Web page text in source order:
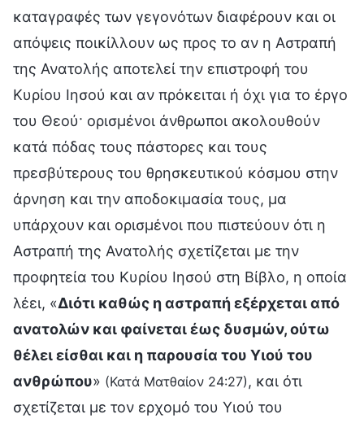
καταγραφές των γεγονότων διαφέρουν και οι
απόψεις ποικίλλουν ως προς το αν η Αστραπή
της Ανατολής αποτελεί την επιστροφή του
Κυρίου Ιησού και αν πρόκειται ή όχι για το έργο
του Θεού· ορισμένοι άνθρωποι ακολουθούν
κατά πόδας τους πάστορες και τους
πρεσβύτερους του θρησκευτικού κόσμου στην
άρνηση και την αποδοκιμασία τους, μα
υπάρχουν και ορισμένοι που πιστεύουν ότι η
Αστραπή της Ανατολής σχετίζεται με την
προφητεία του Κυρίου Ιησού στη Βίβλο, η οποία
λέει, «Διότι καθώς η αστραπή εξέρχεται από
ανατολών και φαίνεται έως δυσμών, ούτω
θέλει είσθαι και η παρουσία του Υιού του
ανθρώπου» (Κατά Ματθαίον 24:27) , και ότι
σχετίζεται με τον ερχομό του Υιού του